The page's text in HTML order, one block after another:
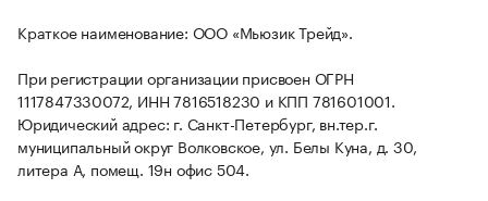
Краткое наименование: ООО «Мьюзик Трейд».
При регистрации организации присвоен ОГРН
1117847330072, ИНН 7816518230 и КПП 781601001.
Юридический адрес: г. Санкт-Петербург, вн.тер.г.
муниципальный округ Волковское, ул. Белы Куна, д. 30,
литера А, помещ. 19н офис 504.